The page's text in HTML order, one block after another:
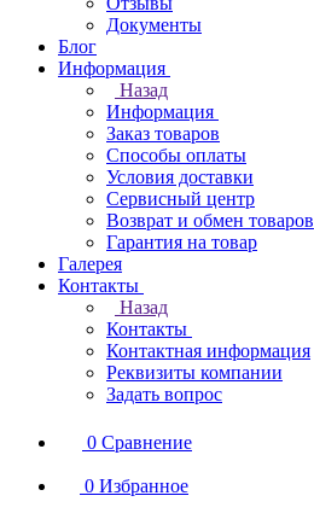
Документы
Блог
Информация
Назад
Информация
Заказ товаров
Способы оплаты
Условия доставки
Сервисный центр
Возврат и обмен товаров
Гарантия на товар
Галерея
Контакты
Назад
Контакты
Контактная информация
Реквизиты компании
Задать вопрос
0 Сравнение
0 Избранное